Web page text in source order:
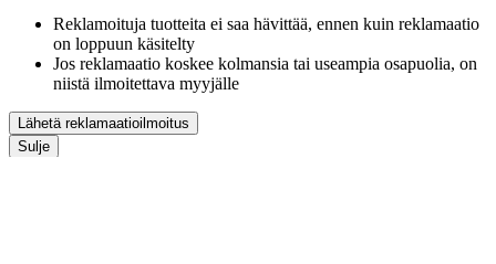
Reklamoituja tuotteita ei saa hävittää, ennen kuin reklamaatio
on loppuun käsitelty
Jos reklamaatio koskee kolmansia tai useampia osapuolia, on
niistä ilmoitettava myyjälle
Lähetä reklamaatioilmoitus
Sulje